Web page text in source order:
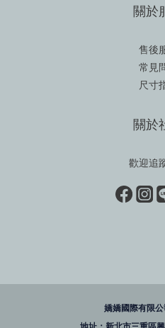
關於
售後
常見
尺寸
關於
歡迎追
嬌嬌國際有限